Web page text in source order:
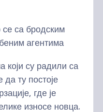
са бродским
агентима
који су радили са
ту постоје
где је
износе новца.